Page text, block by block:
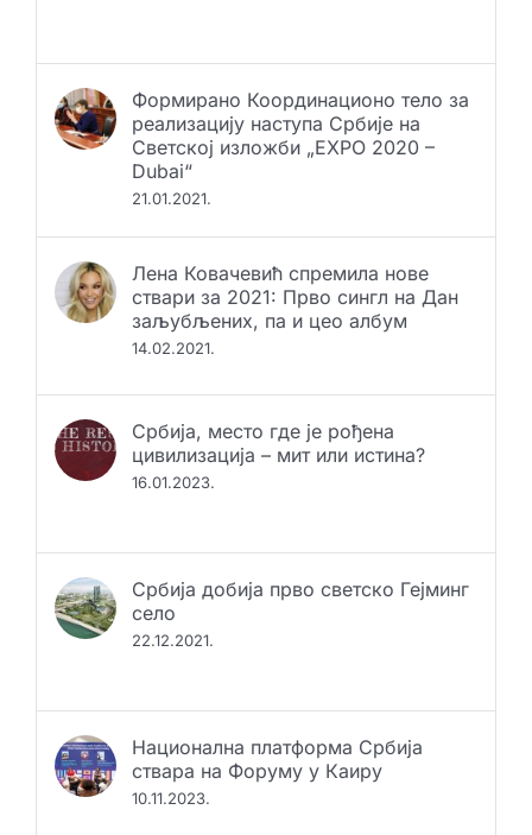
Формирано Координационо тело за
реализацију наступа Србије на
Светској изложби „EXPO 2020 –
Dubai“
Лена Ковачевић спремила нове
ствари за 2021: Прво сингл на Дан
заљубљених, па и цео албум
Србија, место где је рођена
цивилизација – мит или истина?
Србија добија прво светско Гејминг
село
Национална платформа Србија
ствара на Форуму у Каиру